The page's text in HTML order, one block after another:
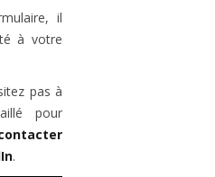
il
à votre
pas à
pour
.